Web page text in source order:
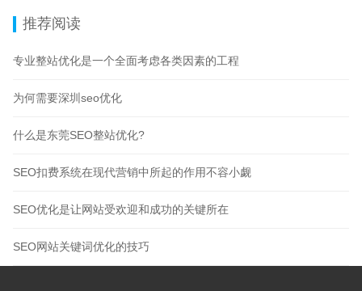
推荐阅读
专业整站优化是一个全面考虑各类因素的工程
为何需要深圳seo优化
什么是东莞SEO整站优化?
SEO扣费系统在现代营销中所起的作用不容小觑
SEO优化是让网站受欢迎和成功的关键所在
SEO网站关键词优化的技巧